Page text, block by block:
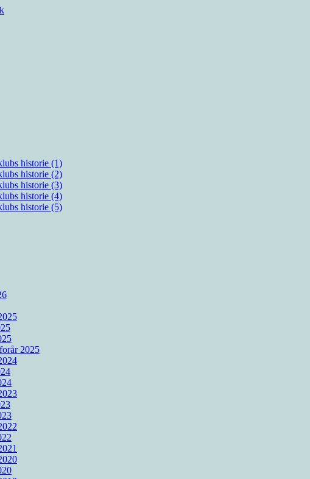
Viby Skakklub er en af Århus' og Danmarks største skakklubber med
historie (1)
historie (2)
historie (3)
historie (4)
historie (5)
2025